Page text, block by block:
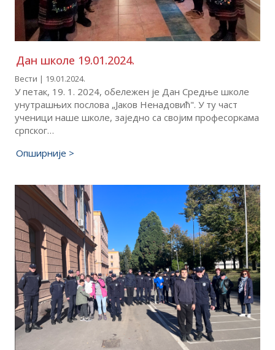
Дан школе 19.01.2024.
Вести | 19.01.2024.
У петак, 19. 1. 2024, обележен је Дан Средње школе
унутрашњих послова „Јаков Ненадовић". У ту част
ученици наше школе, заједно са својим професоркама
српског…
Опширније >